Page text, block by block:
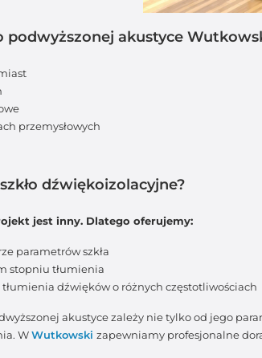
podwyższonej akustyce
przemysłowych
dźwiękoizolacyjne?
jest inny. Dlatego oferujemy:
parametrów szkła
stopniu tłumienia
tłumienia dźwięków o różnych częstotliwościach
akustyce zależy nie tylko od jego
W Wutkowski zapewniamy profesjonalne